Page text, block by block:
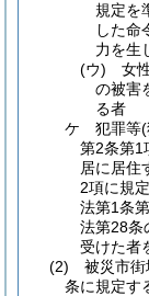
規定を
した命
力を生
(ウ)
女
の被害
る者
ケ
犯罪等(
第2条第1
居に居住
2項に規
法第1条
法第28条
受けた者
(2)
被災市
条に規定す